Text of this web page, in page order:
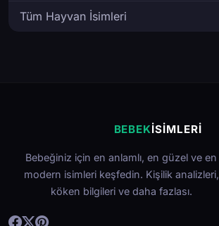
Tüm Hayvan İsimleri
BEBEKİSIMLERI
Bebeğiniz için en anlamlı, en güzel ve en
modern isimleri keşfedin. Kişilik analizleri,
köken bilgileri ve daha fazlası.